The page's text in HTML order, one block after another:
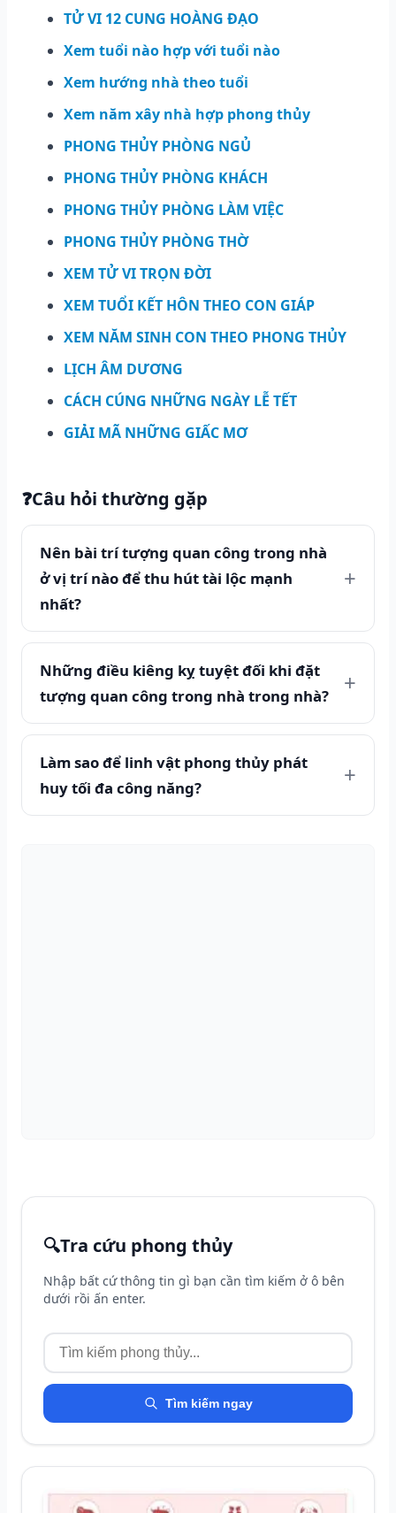
🔍Tra cứu phong thủy
Nhập bất cứ thông tin gì bạn cần tìm kiếm ở ô bên
dưới rồi ấn enter.
Tìm kiếm ngay
TỬ VI 12 CUNG HOÀNG ĐẠO
Xem tuổi nào hợp với tuổi nào
Xem hướng nhà theo tuổi
Xem năm xây nhà hợp phong thủy
PHONG THỦY PHÒNG NGỦ
PHONG THỦY PHÒNG KHÁCH
PHONG THỦY PHÒNG LÀM VIỆC
PHONG THỦY PHÒNG THỜ
XEM TỬ VI TRỌN ĐỜI
XEM TUỔI KẾT HÔN THEO CON GIÁP
XEM NĂM SINH CON THEO PHONG THỦY
LỊCH ÂM DƯƠNG
CÁCH CÚNG NHỮNG NGÀY LỄ TẾT
GIẢI MÃ NHỮNG GIẤC MƠ
❓Câu hỏi thường gặp
Nên bài trí tượng quan công trong nhà
ở vị trí nào để thu hút tài lộc mạnh
nhất?
Những điều kiêng kỵ tuyệt đối khi đặt
tượng quan công trong nhà trong nhà?
Làm sao để linh vật phong thủy phát
huy tối đa công năng?